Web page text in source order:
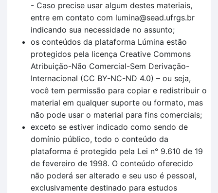
- Caso precise usar algum destes materiais,
entre em contato com lumina@sead.ufrgs.br
indicando sua necessidade no assunto;
os conteúdos da plataforma Lúmina estão
protegidos pela licença Creative Commons
Atribuição-Não Comercial-Sem Derivação-
Internacional (CC BY-NC-ND 4.0) – ou seja,
você tem permissão para copiar e redistribuir o
material em qualquer suporte ou formato, mas
não pode usar o material para fins comerciais;
exceto se estiver indicado como sendo de
domínio público, todo o conteúdo da
plataforma é protegido pela Lei n° 9.610 de 19
de fevereiro de 1998. O conteúdo oferecido
não poderá ser alterado e seu uso é pessoal,
exclusivamente destinado para estudos